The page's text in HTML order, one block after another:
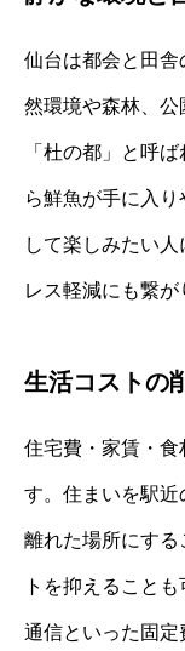
仙台は都会と田舎
然環境や森林、公
「杜の都」と呼
ら鮮魚が手に入
して楽しみたい
レス軽減にも繋が
生活コストの
住宅費・家賃・
す。住まいを駅近
離れた場所にする
トを抑えること
通信といった固